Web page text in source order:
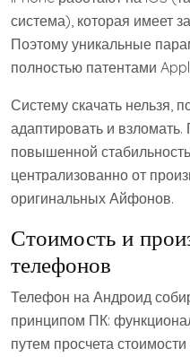
система), которая имеет
Поэтому уникальные
полностью патентами
Систему скачать нельзя,
адаптировать и взломать.
повышенной
централизованно от
оригинальных Айфонов.
Стоимость и
телефонов
Телефон на Андроид
принципом ПК:
путем просчета